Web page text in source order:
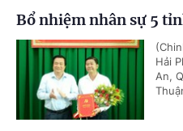
Bổ nhiệm nhân sự 5
Hải
An,